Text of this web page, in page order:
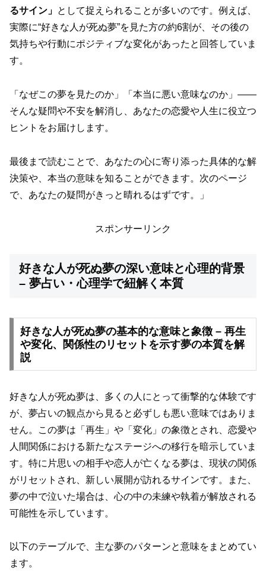
るサイン」 として捉えられることが多いのです。例えば、
実際に“好きな人が死ぬ夢”を見た方の約6割が、その後の
気持ちや行動にポジティブな変化があったと回答していま
す。
「なぜこの夢を見たのか」「本当に悪い意味なのか」——
そんな疑問や不安を解消し、あなたの恋愛や人生に役立つ
ヒントをお届けします。
最後まで読むことで、あなたの心に寄り添った具体的な解
決策や、本当の意味を知ることができます。次のページ
で、あなたの疑問がきっと晴れるはずです。」
スポンサーリンク
好きな人が死ぬ夢の深い意味と心理的背景
– 夢占い・心理学で紐解く本質
好きな人が死ぬ夢の基本的な意味と象徴 – 再生
や変化、関係性のリセットを示す夢の本質を解
説
好きな人が死ぬ夢は、多くの人にとって衝撃的な体験です
が、夢占いの観点から見ると必ずしも悪い意味ではありま
せん。この夢は「再生」や「変化」の象徴とされ、恋愛や
人間関係における新たなステージへの移行を暗示していま
す。特に片思いの相手や恋人が亡くなる夢は、現状の関係
がリセットされ、新しい展開が訪れるサインです。また、
夢の中で泣いた場合は、心の中の未練や執着が解放される
可能性を示しています。
以下のテーブルで、主な夢のパターンと意味をまとめてい
ます。